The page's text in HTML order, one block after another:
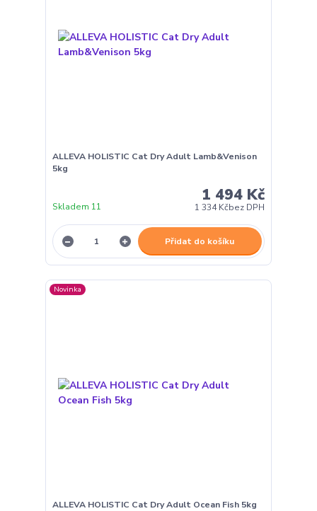
ALLEVA HOLISTIC Cat Dry Adult Lamb&Venison
5kg
1 494 Kč
1 334 Kčbez DPH
Skladem 11
Přidat do košíku
Novinka
ALLEVA HOLISTIC Cat Dry Adult Ocean Fish 5kg